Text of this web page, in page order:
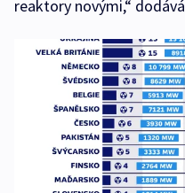
reaktory novými,“